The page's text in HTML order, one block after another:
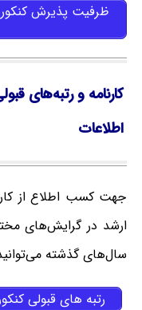
ظرفیت پذیرش
کارنامه و رتبه‌های
اطلاعات
جهت کسب اطلاع از
ارشد در گرایش‌های
سال‌های گذشته
رتبه های قبولی